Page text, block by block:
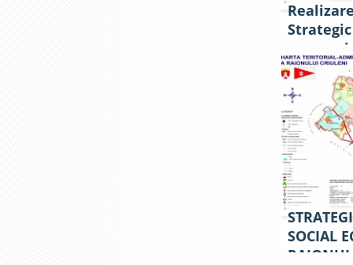
2016-
SOCIAL